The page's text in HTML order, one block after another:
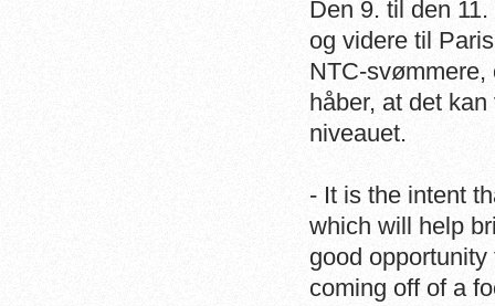
Den 9. til den
og videre til
NTC-
håber, at det
niveauet.
- It is the intent
which will help
good
coming off of a